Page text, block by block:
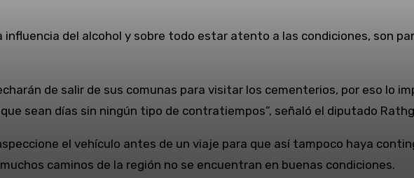
del alcohol y sobre todo estar atento a las condiciones, son
de salir de sus comunas para visitar los cementerios, por eso lo
sean días sin ningún tipo de contratiempos”, señaló el diputado
el vehículo antes de un viaje para que así tampoco haya
caminos de la región no se encuentran en buenas condiciones.